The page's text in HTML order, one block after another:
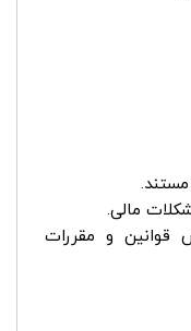
مالی.
قوانین و مقررات